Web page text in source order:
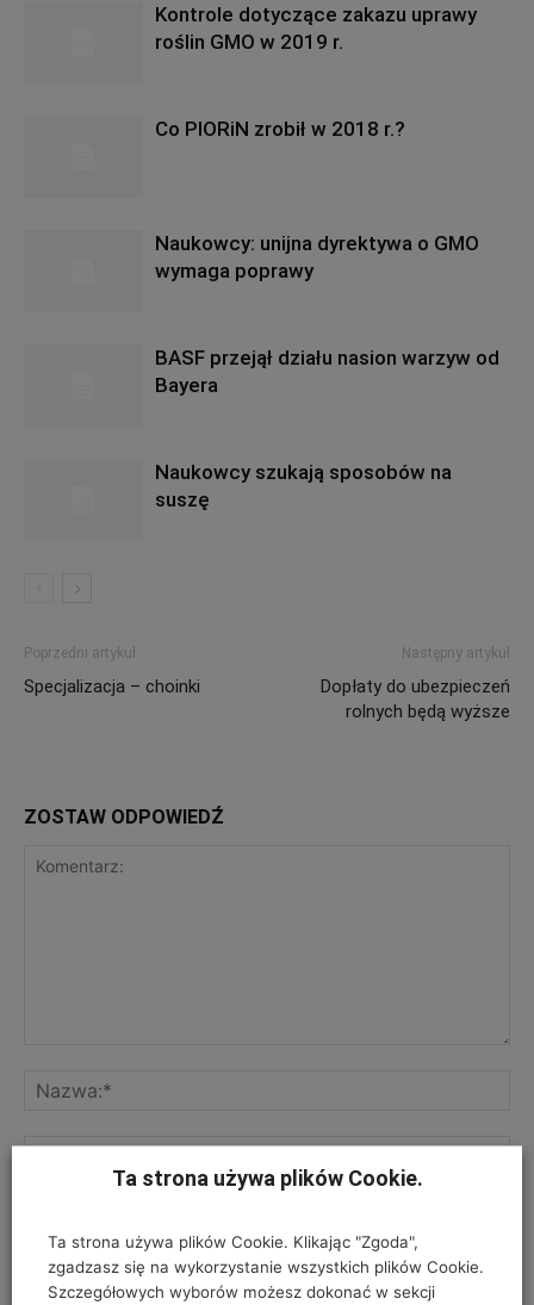
Kontrole dotyczące zakazu uprawy
roślin GMO w 2019 r.
Co PIORiN zrobił w 2018 r.?
Naukowcy: unijna dyrektywa o GMO
wymaga poprawy
BASF przejął działu nasion warzyw od
Bayera
Naukowcy szukają sposobów na
suszę
Poprzedni artykuł
Specjalizacja – choinki
Następny artykuł
Dopłaty do ubezpieczeń
rolnych będą wyższe
ZOSTAW ODPOWIEDŹ
Twój adres e-mail nie zostanie opublikowany, podajesz go wyłącznie do
wiadomości redakcji. Nie udostępnimy go osobom trzecim. Nie wysyłamy
Ta strona używa plików Cookie.
Ta strona używa plików Cookie. Klikając "Zgoda",
zgadzasz się na wykorzystanie wszystkich plików Cookie.
Szczegółowych wyborów możesz dokonać w sekcji